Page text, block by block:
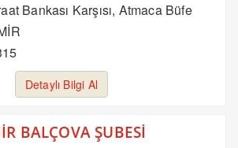
Bankası Karşısı, Atmaca Büfe
Detaylı Bilgi Al
BALÇOVA ŞUBESİ